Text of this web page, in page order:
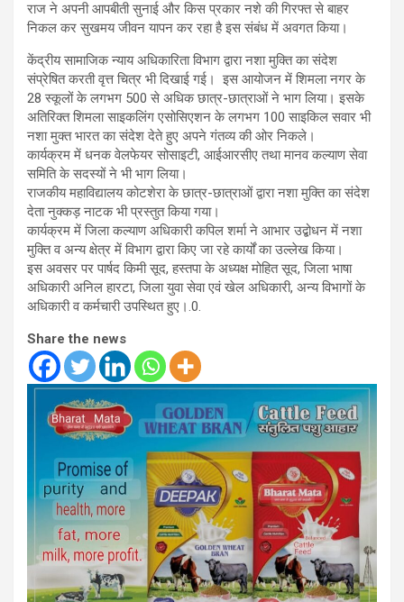
राज ने अपनी आपबीती सुनाई और किस प्रकार नशे की गिरफ्त से बाहर
निकल कर सुखमय जीवन यापन कर रहा है इस संबंध में अवगत किया।
केंद्रीय सामाजिक न्याय अधिकारिता विभाग द्वारा नशा मुक्ति का संदेश
संप्रेषित करती वृत्त चित्र भी दिखाई गई। इस आयोजन में शिमला नगर के
28 स्कूलों के लगभग 500 से अधिक छात्र-छात्राओं ने भाग लिया। इसके
अतिरिक्त शिमला साइकलिंग एसोसिएशन के लगभग 100 साइकिल सवार भी
नशा मुक्त भारत का संदेश देते हुए अपने गंतव्य की ओर निकले।
कार्यक्रम में धनक वेलफेयर सोसाइटी, आईआरसीए तथा मानव कल्याण सेवा
समिति के सदस्यों ने भी भाग लिया।
राजकीय महाविद्यालय कोटशेरा के छात्र-छात्राओं द्वारा नशा मुक्ति का संदेश
देता नुक्कड़ नाटक भी प्रस्तुत किया गया।
कार्यक्रम में जिला कल्याण अधिकारी कपिल शर्मा ने आभार उद्बोधन में नशा
मुक्ति व अन्य क्षेत्र में विभाग द्वारा किए जा रहे कार्यों का उल्लेख किया।
इस अवसर पर पार्षद किमी सूद, हस्तपा के अध्यक्ष मोहित सूद, जिला भाषा
अधिकारी अनिल हारटा, जिला युवा सेवा एवं खेल अधिकारी, अन्य विभागों के
अधिकारी व कर्मचारी उपस्थित हुए।.0.
Share the news